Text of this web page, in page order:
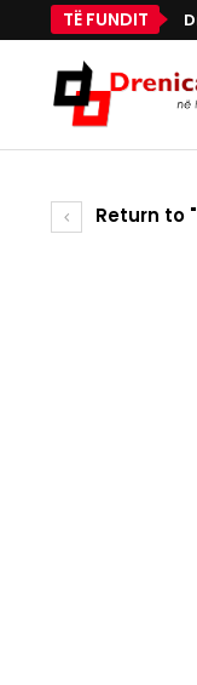
TË FUNDIT
Return to